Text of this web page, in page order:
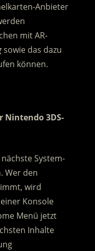
Anbieter
mit AR-
sowie das dazu
können.
Nintendo 3DS-
System-
Wer den
wird
Konsole
Menü jetzt
Inhalte